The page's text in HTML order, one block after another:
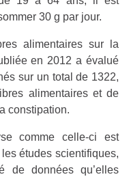
30 g par jour.
alimentaires sur la
en 2012 a évalué
sur un total de 1322,
alimentaires et de
constipation.
comme celle-ci est
études scientifiques,
de données qu’elles